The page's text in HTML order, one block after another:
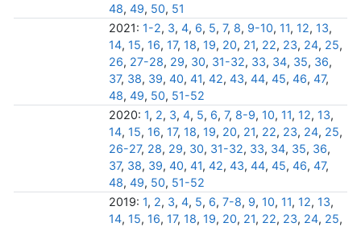
48, 49, 50, 51
2021: 1-2, 3, 4, 6, 5, 7, 8, 9-10, 11, 12, 13,
14, 15, 16, 17, 18, 19, 20, 21, 22, 23, 24, 25,
26, 27-28, 29, 30, 31-32, 33, 34, 35, 36,
37, 38, 39, 40, 41, 42, 43, 44, 45, 46, 47,
48, 49, 50, 51-52
2020: 1, 2, 3, 4, 5, 6, 7, 8-9, 10, 11, 12, 13,
14, 15, 16, 17, 18, 19, 20, 21, 22, 23, 24, 25,
26-27, 28, 29, 30, 31-32, 33, 34, 35, 36,
37, 38, 39, 40, 41, 42, 43, 44, 45, 46, 47,
48, 49, 50, 51-52
2019: 1, 2, 3, 4, 5, 6, 7-8, 9, 10, 11, 12, 13,
14, 15, 16, 17, 18, 19, 20, 21, 22, 23, 24, 25,